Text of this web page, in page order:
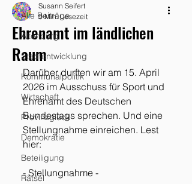
Alle Beiträge
Altenburg
Stadtentwicklung
Kommunalpolitik
Wirtschaft
Provinzglück
Demokratie
Beteiligung
Rätsel
Ehrenamt im ländlichen
Raum
Susann Seifert
9 Min. Lesezeit
Darüber durften wir am 15. April
2026 im Ausschuss für Sport und
Ehrenamt des Deutschen
Bundestags sprechen. Und eine
Stellungnahme einreichen. Lest
hier:
- Stellungnahme -